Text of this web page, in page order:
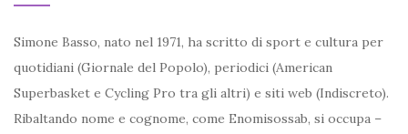
Simone Basso, nato nel 1971, ha scritto di sport e cultura per
quotidiani (Giornale del Popolo), periodici (American
Superbasket e Cycling Pro tra gli altri) e siti web (Indiscreto).
Ribaltando nome e cognome, come Enomisossab, si occupa –